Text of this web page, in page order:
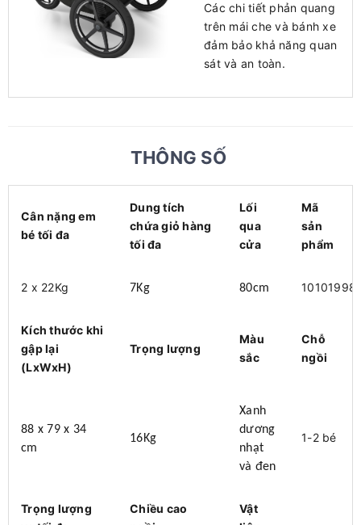
Các chi tiết phản quang
trên mái che và bánh xe
đảm bảo khả năng quan
sát và an toàn.
THÔNG SỐ
Cân nặng em
bé tối đa
Dung tích
chứa giỏ hàng
tối đa
Lối
qua
cửa
Mã
sản
phẩm
2 x 22Kg 7Kg 80cm 10101998
Kích thước khi
gập lại
(LxWxH)
Trọng lượng
Màu
sắc
Chỗ
ngồi
88 x 79 x 34
cm
16Kg
Xanh
dương
nhạt
và đen
1-2 bé
Trọng lượng
Chiều cao
Vật